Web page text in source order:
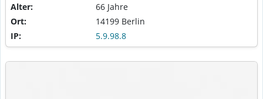
Alter:
66 Jahre
Ort:
14199 Berlin
IP:
5.9.98.8